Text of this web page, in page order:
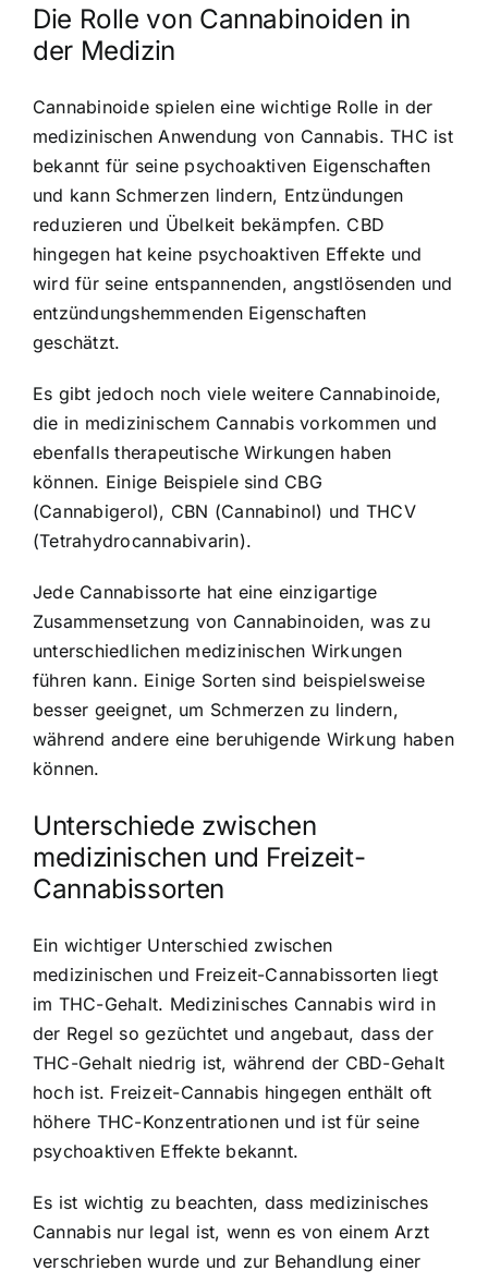
Die Rolle von Cannabinoiden in
der Medizin
Cannabinoide spielen eine wichtige Rolle in der
medizinischen Anwendung von Cannabis. THC ist
bekannt für seine psychoaktiven Eigenschaften
und kann Schmerzen lindern, Entzündungen
reduzieren und Übelkeit bekämpfen. CBD
hingegen hat keine psychoaktiven Effekte und
wird für seine entspannenden, angstlösenden und
entzündungshemmenden Eigenschaften
geschätzt.
Es gibt jedoch noch viele weitere Cannabinoide,
die in medizinischem Cannabis vorkommen und
ebenfalls therapeutische Wirkungen haben
können. Einige Beispiele sind CBG
(Cannabigerol), CBN (Cannabinol) und THCV
(Tetrahydrocannabivarin).
Jede Cannabissorte hat eine einzigartige
Zusammensetzung von Cannabinoiden, was zu
unterschiedlichen medizinischen Wirkungen
führen kann. Einige Sorten sind beispielsweise
besser geeignet, um Schmerzen zu lindern,
während andere eine beruhigende Wirkung haben
können.
Unterschiede zwischen
medizinischen und Freizeit-
Cannabissorten
Ein wichtiger Unterschied zwischen
medizinischen und Freizeit-Cannabissorten liegt
im THC-Gehalt. Medizinisches Cannabis wird in
der Regel so gezüchtet und angebaut, dass der
THC-Gehalt niedrig ist, während der CBD-Gehalt
hoch ist. Freizeit-Cannabis hingegen enthält oft
höhere THC-Konzentrationen und ist für seine
psychoaktiven Effekte bekannt.
Es ist wichtig zu beachten, dass medizinisches
Cannabis nur legal ist, wenn es von einem Arzt
verschrieben wurde und zur Behandlung einer